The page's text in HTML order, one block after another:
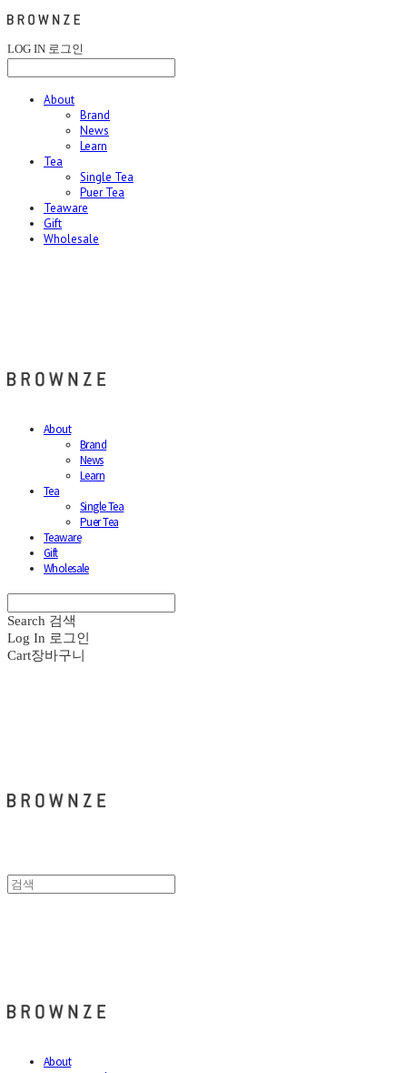
LOG IN 로그인
About
Brand
News
Learn
Tea
Single Tea
Puer Tea
Teaware
Gift
Wholesale
About
Brand
News
Learn
Tea
Single Tea
Puer Tea
Teaware
Gift
Wholesale
Search 검색
Log In 로그인
Cart장바구니
About